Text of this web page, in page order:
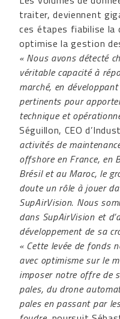
traiter, deviennent
ces étapes fiabilise
optimise la gestion
« Nous avons détecté
véritable capacité à
marché, en
pertinents pour
technique et
Séguillon, CEO
activités de
offshore en France, en
Brésil et au Maroc, le
doute un rôle à jouer
SupAirVision. Nous
dans SupAirVision et
développement de sa
« Cette levée de fonds
avec optimisme sur le
imposer notre offre de
pales, du drone
pales en passant par